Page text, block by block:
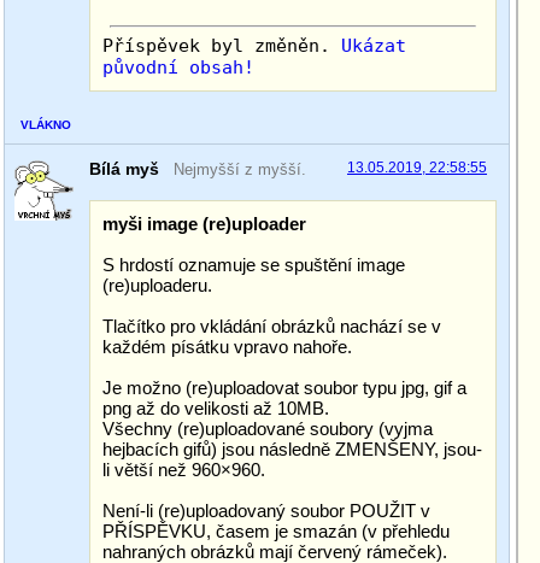
Příspěvek byl změněn. Ukázat
původní obsah!
VLÁKNO
Bílá myš Nejmyšší z myšší. 13.05.2019, 22:58:55
myši image (re)uploader
S hrdostí oznamuje se spuštění image
(re)uploaderu.
Tlačítko pro vkládání obrázků nachází se v
každém písátku vpravo nahoře.
Je možno (re)uploadovat soubor typu jpg, gif a
png až do velikosti až 10MB.
Všechny (re)uploadované soubory (vyjma
hejbacích gifů) jsou následně ZMENŠENY, jsou-
li větší než 960×960.
Není-li (re)uploadovaný soubor POUŽIT v
PŘÍSPĚVKU, časem je smazán (v přehledu
nahraných obrázků mají červený rámeček).